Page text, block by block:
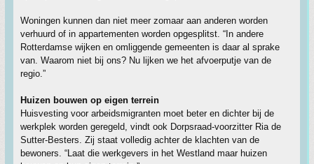
Woningen kunnen dan niet meer zomaar aan anderen worden
verhuurd of in appartementen worden opgesplitst. “In andere
Rotterdamse wijken en omliggende gemeenten is daar al sprake
van. Waarom niet bij ons? Nu lijken we het afvoerputje van de
regio.”
Huizen bouwen op eigen terrein
Huisvesting voor arbeidsmigranten moet beter en dichter bij de
werkplek worden geregeld, vindt ook Dorpsraad-voorzitter Ria de
Sutter-Besters. Zij staat volledig achter de klachten van de
bewoners. “Laat die werkgevers in het Westland maar huizen